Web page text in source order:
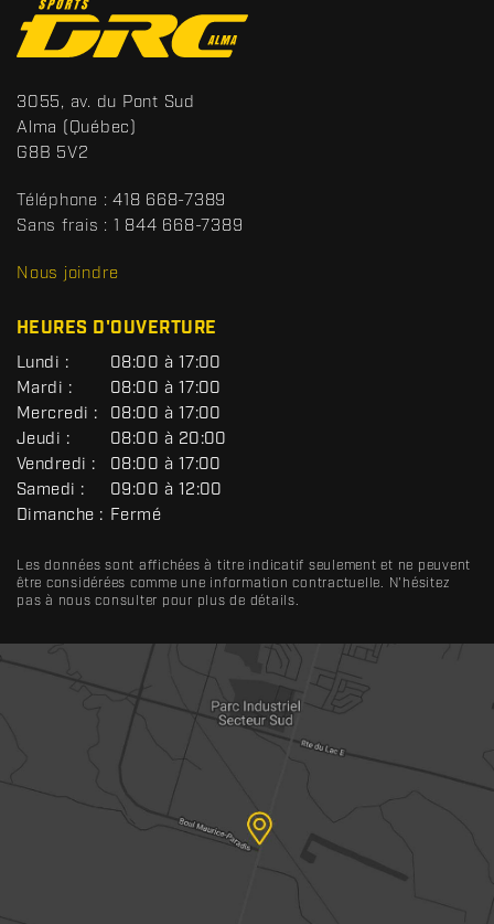
o
n
t
a
c
S
p
o
t
s
R
3055, av. du Pont Sud
Alma (Québec)
G8B 5V2
Téléphone : 418 668-7389
Sans frais : 1 844 668-7389
Nous joindre
HEURES D'OUVERTURE
G
É
N
É
R
A
L
Lundi :
08:00 à 17:00
Mardi :
08:00 à 17:00
Mercredi :
08:00 à 17:00
Jeudi :
08:00 à 20:00
Vendredi :
08:00 à 17:00
Samedi :
09:00 à 12:00
Dimanche : Fermé
Les données sont affichées à titre indicatif seulement et ne peuvent
être considérées comme une information contractuelle. N'hésitez
pas à nous consulter pour plus de détails.